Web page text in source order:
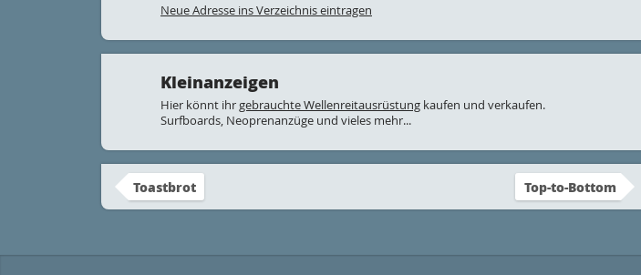
Neue Adresse ins Verzeichnis eintragen
Kleinanzeigen
Hier könnt ihrgebrauchte Wellenreitausrüstung kaufen und verkaufen.
Surfboards, Neoprenanzüge und vieles mehr...
Toastbrot Top-to-Bottom